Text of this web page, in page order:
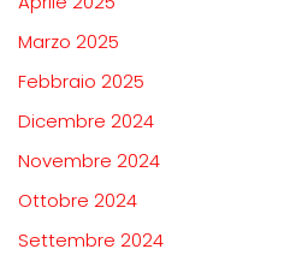
Marzo 2025
Febbraio 2025
Dicembre 2024
Novembre 2024
Ottobre 2024
Settembre 2024